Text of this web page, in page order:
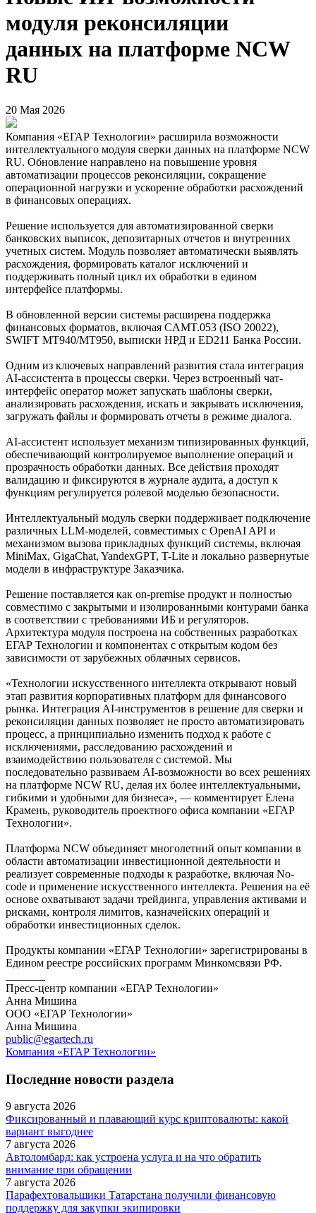
модуля реконсиляции
данных на платформе NCW
RU
20 Мая 2026
Компания «ЕГАР Технологии» расширила возможности
интеллектуального модуля сверки данных на платформе NCW
RU. Обновление направлено на повышение уровня
автоматизации процессов реконсиляции, сокращение
операционной нагрузки и ускорение обработки расхождений
в финансовых операциях.
Решение используется для автоматизированной сверки
банковских выписок, депозитарных отчетов и внутренних
учетных систем. Модуль позволяет автоматически выявлять
расхождения, формировать каталог исключений и
поддерживать полный цикл их обработки в едином
интерфейсе платформы.
В обновленной версии системы расширена поддержка
финансовых форматов, включая CAMT.053 (ISO 20022),
SWIFT MT940/MT950, выписки НРД и ED211 Банка России.
Одним из ключевых направлений развития стала интеграция
AI-ассистента в процессы сверки. Через встроенный чат-
интерфейс оператор может запускать шаблоны сверки,
анализировать расхождения, искать и закрывать исключения,
загружать файлы и формировать отчеты в режиме диалога.
AI-ассистент использует механизм типизированных функций,
обеспечивающий контролируемое выполнение операций и
прозрачность обработки данных. Все действия проходят
валидацию и фиксируются в журнале аудита, а доступ к
функциям регулируется ролевой моделью безопасности.
Интеллектуальный модуль сверки поддерживает подключение
различных LLM-моделей, совместимых с OpenAI API и
механизмом вызова прикладных функций системы, включая
MiniMax, GigaChat, YandexGPT, T-Lite и локально развернутые
модели в инфраструктуре Заказчика.
Решение поставляется как on-premise продукт и полностью
совместимо с закрытыми и изолированными контурами банка
в соответствии с требованиями ИБ и регуляторов.
Архитектура модуля построена на собственных разработках
ЕГАР Технологии и компонентах с открытым кодом без
зависимости от зарубежных облачных сервисов.
«Технологии искусственного интеллекта открывают новый
этап развития корпоративных платформ для финансового
рынка. Интеграция AI-инструментов в решение для сверки и
реконсиляции данных позволяет не просто автоматизировать
процесс, а принципиально изменить подход к работе с
исключениями, расследованию расхождений и
взаимодействию пользователя с системой. Мы
последовательно развиваем AI-возможности во всех решениях
на платформе NCW RU, делая их более интеллектуальными,
гибкими и удобными для бизнеса», — комментирует Елена
Крамень, руководитель проектного офиса компании «ЕГАР
Технологии».
Платформа NCW объединяет многолетний опыт компании в
области автоматизации инвестиционной деятельности и
реализует современные подходы к разработке, включая No-
code и применение искусственного интеллекта. Решения на её
основе охватывают задачи трейдинга, управления активами и
рисками, контроля лимитов, казначейских операций и
обработки инвестиционных сделок.
Продукты компании «ЕГАР Технологии» зарегистрированы в
Едином реестре российских программ Минкомсвязи РФ.
Пресс-центр компании «ЕГАР Технологии»
Анна Мишина
ООО «ЕГАР Технологии»
Анна Мишина
public@egartech.ru
Компания «ЕГАР Технологии»
Последние новости раздела
9 августа 2026
Фиксированный и плавающий курс криптовалюты: какой
вариант выгоднее
7 августа 2026
Автоломбард: как устроена услуга и на что обратить
внимание при обращении
7 августа 2026
Парафехтовальщики Татарстана получили финансовую
поддержку для закупки экипировки